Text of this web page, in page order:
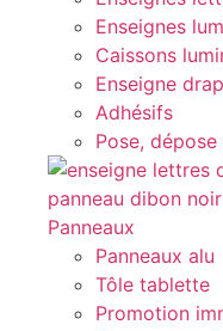
Enseignes
Caissons
Enseigne
Adhésifs
Pose,
Panneaux
Panneaux alu
Tôle tablette
Promotion